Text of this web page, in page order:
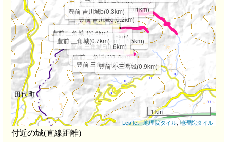
豊前 吉川城e
豊前 吉川城g(0.1km)
豊前 吉川城c(0.2km)
豊前 吉川城(0.2km)
豊前 吉川城d(0.2km)
豊前 吉川城b(0.3km)
豊前 三角城C(0.5km)
豊前 大三岳城(0.5km)
豊前 三角城E(0.5km)
豊前 三角城D(0.6km)
豊前 三角城F(0.6km)
豊前 三角城B(0.6km)
豊前 三角城(0.7km)
豊前 三角城G(0.7km)
豊前 三角城H(0.8km)
豊前 小三岳城(0.9km)
1 km
Leaflet|地理院タイル,地理院タイル
付近の城(直線距離)